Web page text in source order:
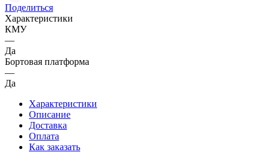
Поделиться
Характеристики
КМУ
—
Да
Бортовая платформа
—
Да
Характеристики
Описание
Доставка
Оплата
Как заказать